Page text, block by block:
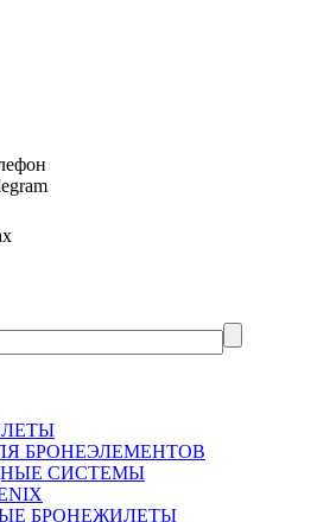
БРОНЕЭЛЕМЕНТОВ
СИСТЕМЫ
БРОНЕЖИЛЕТЫ